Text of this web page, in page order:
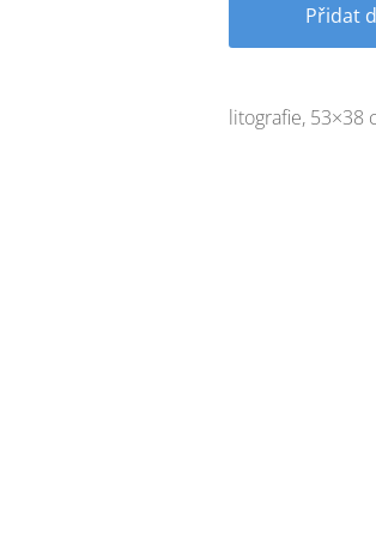
Přidat
litografie, 53×38